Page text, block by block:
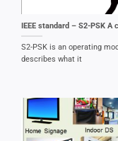
IEEE standard – S2-PSK
S2-PSK is an operating
describes what it